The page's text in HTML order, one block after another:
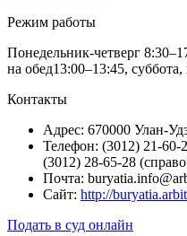
Режим работы
Понедельник-четверг
на обед13:00–13:45,
Контакты
Адрес: 670000 Улан-
Телефон: (3012) 21-60-
(3012) 28-65-28
Почта:
Сайт: http://
Подать в суд онлайн